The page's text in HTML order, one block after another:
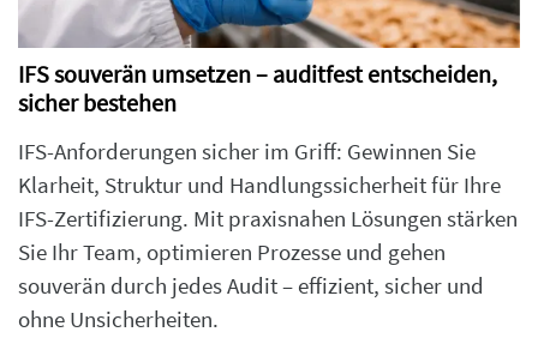
IFS souverän umsetzen – auditfest entscheiden,
sicher bestehen
IFS-Anforderungen sicher im Griff: Gewinnen Sie
Klarheit, Struktur und Handlungssicherheit für Ihre
IFS-Zertifizierung. Mit praxisnahen Lösungen stärken
Sie Ihr Team, optimieren Prozesse und gehen
souverän durch jedes Audit – effizient, sicher und
ohne Unsicherheiten.